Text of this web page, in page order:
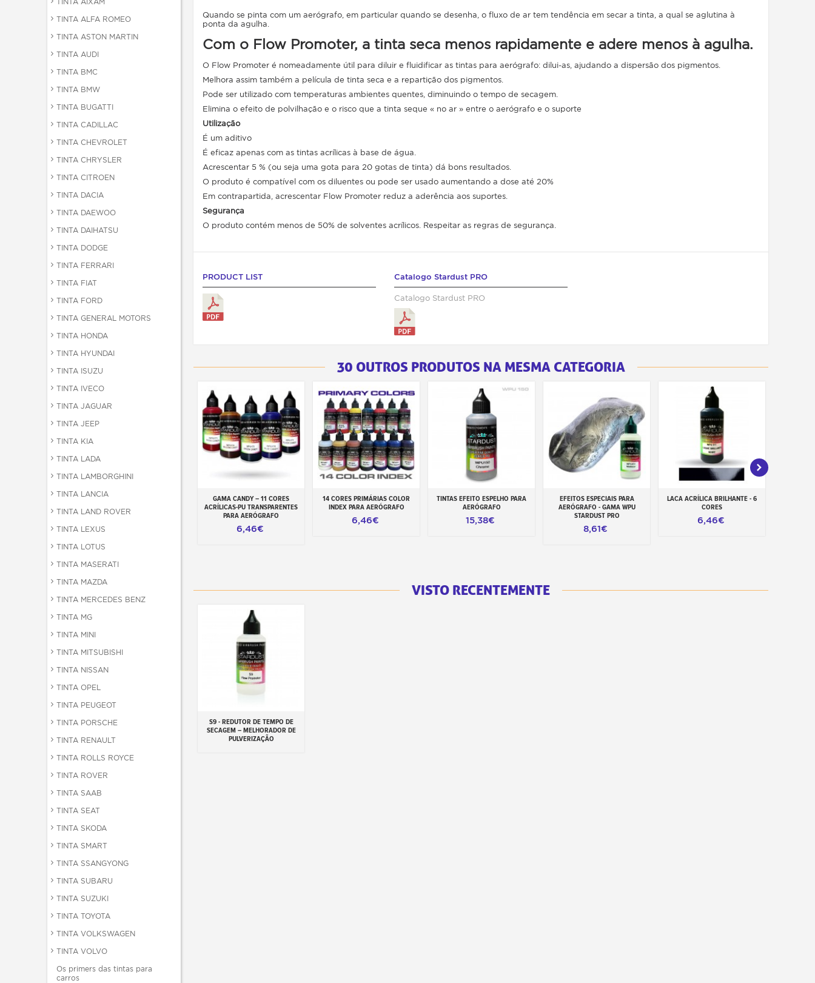
TINTA ALFA ROMEO
TINTA ASTON MARTIN
TINTA AUDI
TINTA BMC
TINTA BMW
TINTA BUGATTI
TINTA CADILLAC
TINTA CHEVROLET
TINTA CHRYSLER
TINTA CITROEN
TINTA DACIA
TINTA DAEWOO
TINTA DAIHATSU
TINTA DODGE
TINTA FERRARI
TINTA FIAT
TINTA FORD
TINTA GENERAL MOTORS
TINTA HONDA
TINTA HYUNDAI
TINTA ISUZU
TINTA IVECO
TINTA JAGUAR
TINTA JEEP
TINTA KIA
TINTA LADA
TINTA LAMBORGHINI
TINTA LANCIA
TINTA LAND ROVER
TINTA LEXUS
TINTA LOTUS
TINTA MASERATI
TINTA MAZDA
TINTA MERCEDES BENZ
TINTA MG
TINTA MINI
TINTA MITSUBISHI
TINTA NISSAN
TINTA OPEL
TINTA PEUGEOT
TINTA PORSCHE
TINTA RENAULT
TINTA ROLLS ROYCE
TINTA ROVER
TINTA SAAB
TINTA SEAT
TINTA SKODA
TINTA SMART
TINTA SSANGYONG
TINTA SUBARU
TINTA SUZUKI
TINTA TOYOTA
TINTA VOLKSWAGEN
TINTA VOLVO
Os primers das tintas para
carros
Quando se pinta com um aerógrafo, em particular quando se desenha, o fluxo de ar tem tendência em secar a tinta, a qual se aglutina à
ponta da agulha.
Com o Flow Promoter, a tinta seca menos rapidamente e adere menos à agulha.
O Flow Promoter é nomeadamente útil para diluir e fluidificar as tintas para aerógrafo: dilui-as, ajudando a dispersão dos pigmentos.
Melhora assim também a película de tinta seca e a repartição dos pigmentos.
Pode ser utilizado com temperaturas ambientes quentes, diminuindo o tempo de secagem.
Elimina o efeito de polvilhação e o risco que a tinta seque « no ar » entre o aerógrafo e o suporte
Utilização
É um aditivo
É eficaz apenas com as tintas acrílicas à base de água.
Acrescentar 5 % (ou seja uma gota para 20 gotas de tinta) dá bons resultados.
O produto é compatível com os diluentes ou pode ser usado aumentando a dose até 20%
Em contrapartida, acrescentar Flow Promoter reduz a aderência aos suportes.
Segurança
O produto contém menos de 50% de solventes acrílicos. Respeitar as regras de segurança.
PRODUCT LIST Catalogo Stardust PRO
Catalogo Stardust PRO
30 OUTROS PRODUTOS NA MESMA CATEGORIA
Adicionar ao carrinho
GAMA CANDY – 11 CORES
ACRÍLICAS-PU TRANSPARENTES
PARA AERÓGRAFO
6,46€
Adicionar ao carrinho
14 CORES PRIMÁRIAS COLOR
INDEX PARA AERÓGRAFO
6,46€
Adicionar ao carrinho
TINTAS EFEITO ESPELHO PARA
AERÓGRAFO
15,38€
Adicionar ao carrinho
EFEITOS ESPECIAIS PARA
AERÓGRAFO - GAMA WPU
STARDUST PRO
8,61€
Adicionar ao carrinho
LACA ACRÍLICA BRILHANTE - 6
CORES
6,46€
VISTO RECENTEMENTE
Adicionar ao carrinho
S9 - REDUTOR DE TEMPO DE
SECAGEM – MELHORADOR DE
PULVERIZAÇÃO